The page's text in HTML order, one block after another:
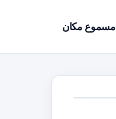
مسموع مكان